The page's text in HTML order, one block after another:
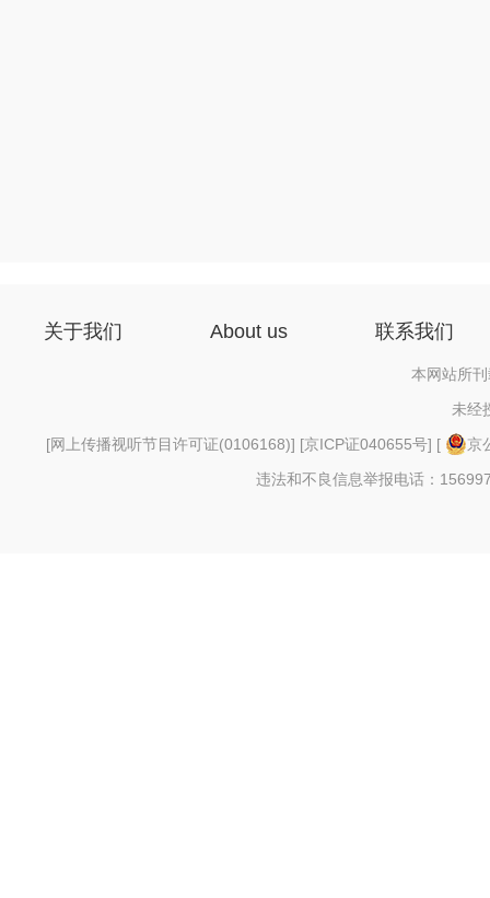
关于我们 About us 联系我们
本网站所
未经
[网上传播视听节目许可证(0106168)] [京ICP证040655号] [
京
违法和不良信息举报电话：